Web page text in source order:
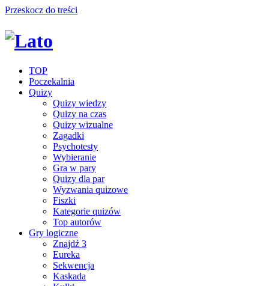
Przeskocz do treści
TOP
Poczekalnia
Quizy
Quizy wiedzy
Quizy na czas
Quizy wizualne
Zagadki
Psychotesty
Wybieranie
Gra w pary
Quizy dla par
Wyzwania quizowe
Fiszki
Kategorie quizów
Top autorów
Gry logiczne
Znajdź 3
Eureka
Sekwencja
Kaskada